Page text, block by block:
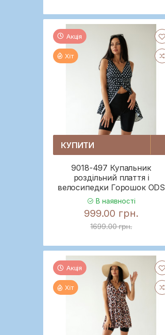
Акція
Хіт
КУПИТИ
9018-497 Купальник
роздільний плаття і
велосипедки Горошок ODS
В наявності
999.00 грн.
1699.00 грн.
Акція
Хіт